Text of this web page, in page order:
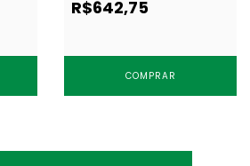
R$642,75
COMPRAR